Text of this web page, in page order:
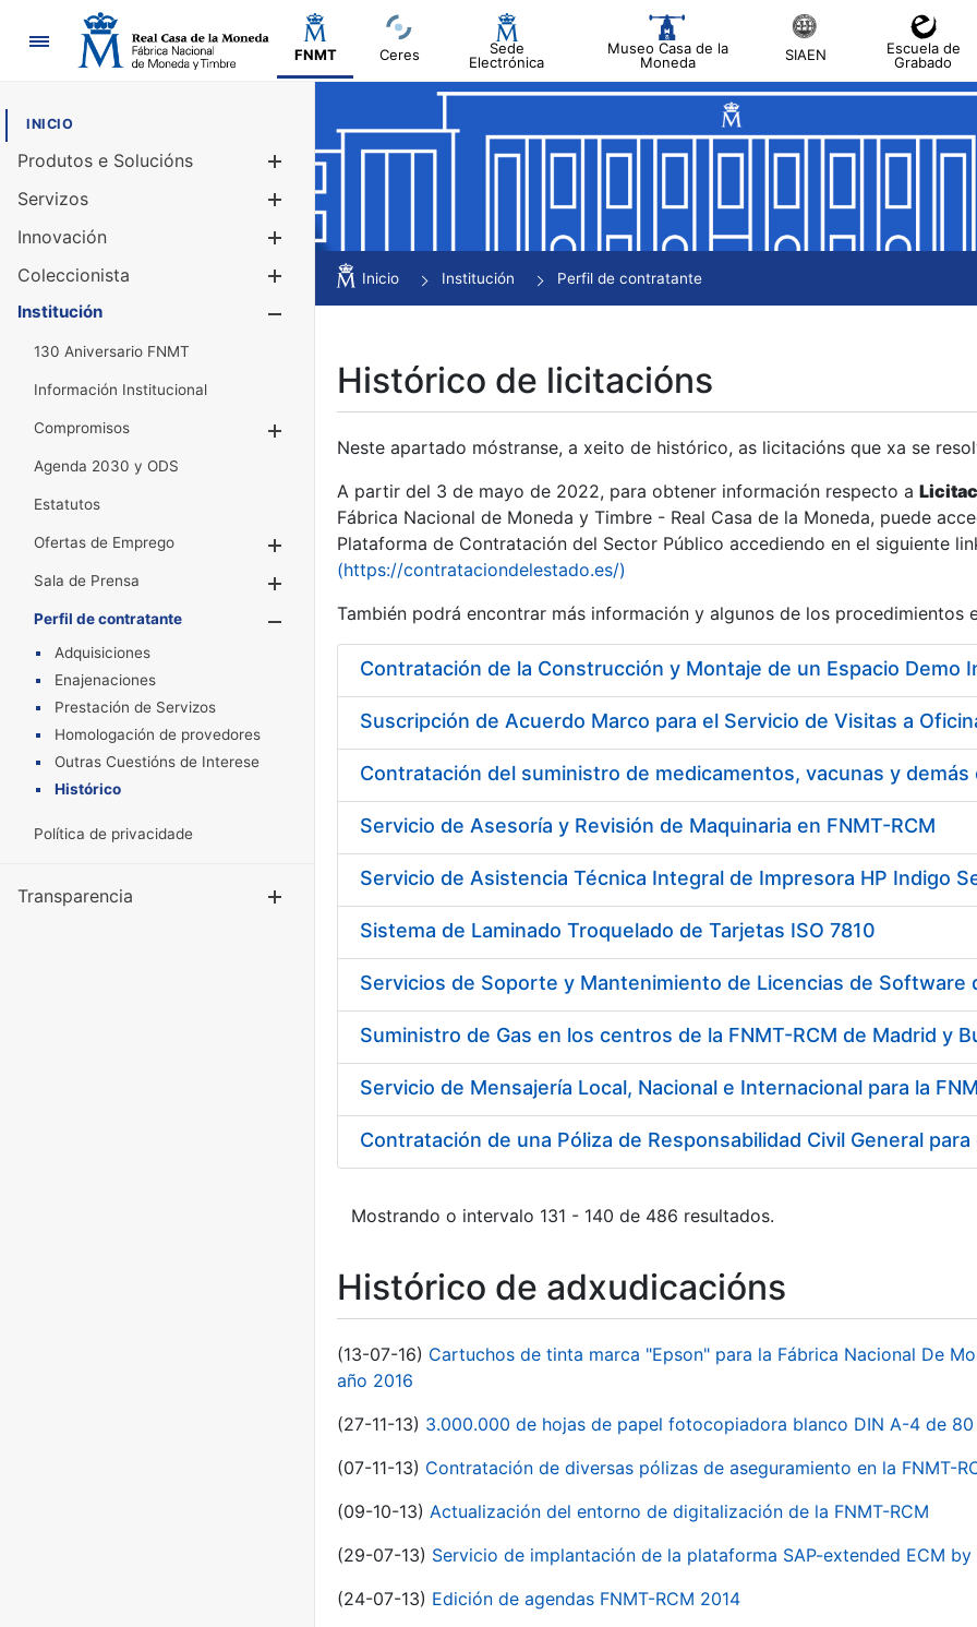
Navegación
FNMT Ceres
Sede
Electrónica
Museo Casa de la
Moneda
SIAEN
Escuela de
Grabado
INICIO
Produtos e Solucións
Mostrar/Ocultar
Servizos
Innovación
Coleccionista
Mostrar/Ocultar
Institución
130 Aniversario FNMT
Información Institucional
Compromisos
Agenda 2030 y ODS
Estatutos
Ofertas de Emprego
Mostrar/Ocultar
Sala de Prensa
Mostrar/Ocultar
Perfil de contratante
Mostrar/Ocultar
Adquisiciones
Enajenaciones
Prestación de Servizos
Homologación de provedores
Outras Cuestións de Interese
Histórico
Política de privacidade
Transparencia
Inicio Institución Perfil de contratante
Histórico de licitacións
Neste apartado móstranse, a xeito de histórico, as licitacións que xa se
A partir del 3 de mayo de 2022, para obtener información respecto a
Fábrica Nacional de Moneda y Timbre - Real Casa de la Moneda, puede
Plataforma de Contratación del Sector Público accediendo en el siguiente
(https://contrataciondelestado.es/)
También podrá encontrar más información y algunos de los procedimientos
Suscripción de Acuerdo Marco para el Servicio de Visitas a
Servicio de Asesoría y Revisión de Maquinaria en FNMT-RCM
Servicio de Asistencia Técnica Integral de Impresora HP Indigo
Sistema de Laminado Troquelado de Tarjetas ISO 7810
Servicios de Soporte y Mantenimiento de Licencias de Software
Suministro de Gas en los centros de la FNMT-RCM de Madrid y
Servicio de Mensajería Local, Nacional e Internacional para la
Contratación de una Póliza de Responsabilidad Civil General para
Mostrando o intervalo 131 - 140 de 486 resultados.
Histórico de adxudicacións
(13-07-16) Cartuchos de tinta marca "Epson" para la Fábrica Nacional De
año 2016
(27-11-13) 3.000.000 de hojas de papel fotocopiadora blanco DIN A-4 de 80
(07-11-13) Contratación de diversas pólizas de aseguramiento en la FNMT-
(09-10-13) Actualización del entorno de digitalización de la FNMT-RCM
(29-07-13) Servicio de implantación de la plataforma SAP-extended ECM by
(24-07-13) Edición de agendas FNMT-RCM 2014